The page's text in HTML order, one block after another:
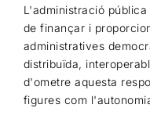
L'administració
de finançar i
administratives
distribuïda,
d'ometre aquesta
figures com